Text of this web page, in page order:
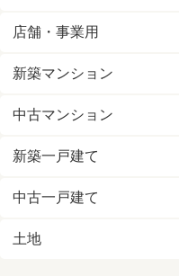
店舗・事業用
新築マンション
中古マンション
新築一戸建て
中古一戸建て
土地